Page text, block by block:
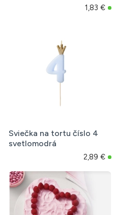
1,83 €
Sviečka na tortu číslo 4
svetlomodrá
2,89 €